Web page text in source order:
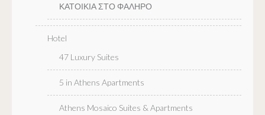
ΚΑΤΟΙΚΙΑ ΣΤΟ ΦΑΛΗΡΟ
Hotel
47 Luxury Suites
5 in Athens Apartments
Athens Mosaico Suites & Apartments